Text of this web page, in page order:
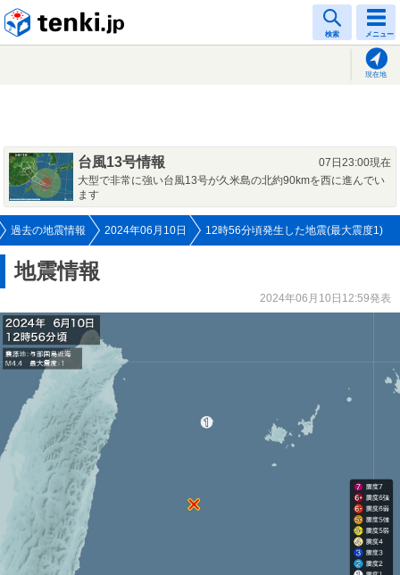
検索 メニュー
現在地
台風13号情報
07日23:00現在
大型で非常に強い台風13号が久米島の北約90kmを西に進んでい
ます
過去の地震情報 2024年06月10日 12時56分頃発生した地震(最大震度1)
地震情報
2024年06月10日12:59発表